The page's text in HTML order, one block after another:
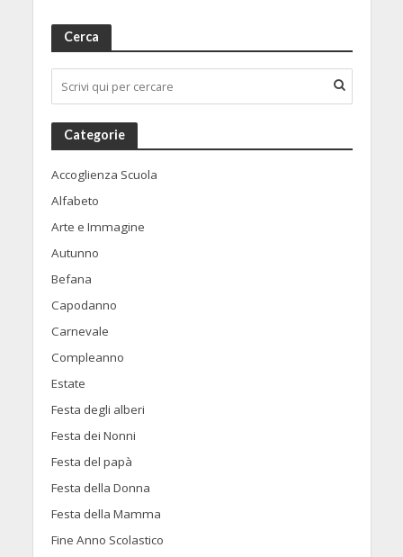
Cerca
Categorie
Accoglienza Scuola
Alfabeto
Arte e Immagine
Autunno
Befana
Capodanno
Carnevale
Compleanno
Estate
Festa degli alberi
Festa dei Nonni
Festa del papà
Festa della Donna
Festa della Mamma
Fine Anno Scolastico